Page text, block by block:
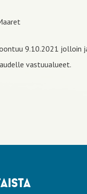
9.10.2021 jolloin
vastuualueet.